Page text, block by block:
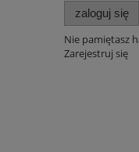
zaloguj się
Nie pamiętasz
Zarejestruj się